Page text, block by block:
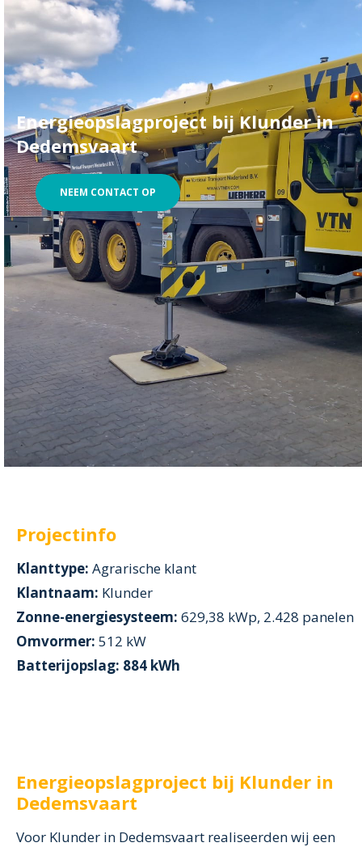
Energieopslagproject bij Klunder in
Dedemsvaart
NEEM CONTACT OP
Projectinfo
Klanttype: Agrarische klant
Klantnaam: Klunder
Zonne-energiesysteem: 629,38 kWp, 2.428 panelen
Omvormer: 512 kW
Batterijopslag: 884 kWh
Energieopslagproject bij Klunder in
Dedemsvaart
Voor Klunder in Dedemsvaart realiseerden wij een